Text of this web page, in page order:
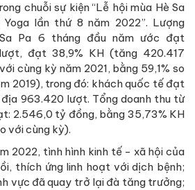
chuỗi sự kiện “Lễ hội mùa Hè Sa
Yoga lần thứ 8 năm 2022”. Lượng
Pa 6 tháng đầu năm ước đạt
đạt 38,9% KH (tăng 420.417
cùng kỳ năm 2021, bằng 59,1% so
2019), trong đó: khách quốc tế đạt
963.420 lượt. Tổng doanh thu từ
2.546,0 tỷ đồng, bằng 35,73% KH
với cùng kỳ).
2022, tình hình kinh tế - xã hội của
thích ứng linh hoạt với dịch bệnh;
vực đã quay trở lại đà tăng trưởng;